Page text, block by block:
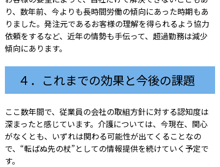
り、数年前、今よりも長時間労働の傾向にあった時期もあ
りました。発注元であるお客様の理解を得られるよう協力
依頼をするなど、近年の情勢も手伝って、超過勤務は減少
傾向にあります。
４．これまでの効果と今後の課題
ここ数年間で、従業員の会社の取組方針に対する認知度は
深まったと感じています。介護については、今現在、関心
がなくとも、いずれは関わる可能性が出てくることなの
で、“転ばぬ先の杖”としての情報提供を続けていく予定で
す。